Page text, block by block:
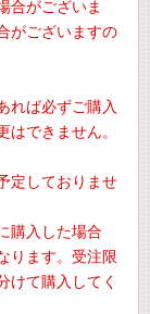
合がございま
がございますの
れば必ずご購入
できません。
定しておりませ
購入した場合
ります。受注限
けて購入してく